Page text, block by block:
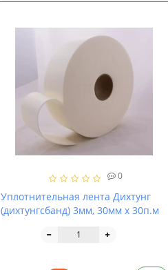
0
Уплотнительная лента Дихтунг
(дихтунгсбанд) 3мм, 30мм х 30п.м